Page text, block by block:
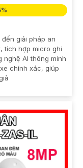
đến giải pháp an
tích hợp micro ghi
nghệ AI thông minh
chính xác, giúp